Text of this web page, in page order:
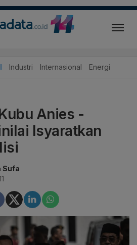
Industri Internasional Energi
Anies -
Isyaratkan
Sufa